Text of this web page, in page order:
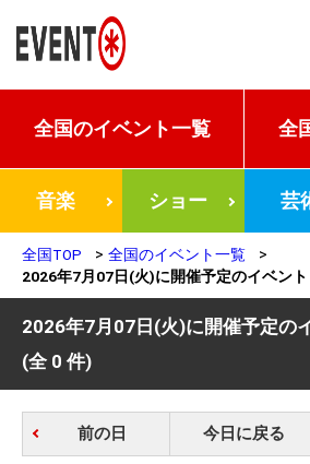
全国のイベント一覧 全
音楽 ショー 芸
全国TOP
全国のイベント一覧
2026年7月07日(火)に開催予定のイベント
2026年7月07日(火)に開催予定の
(全 0 件)
前の日 今日に戻る